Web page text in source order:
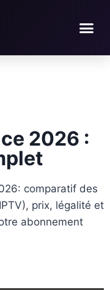
2026 :
comparatif des
prix, légalité et
abonnement